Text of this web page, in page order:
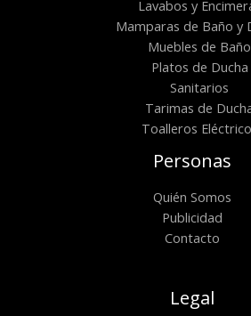
Lavabos y
Mamparas de Baño y
Muebles de Baño
Platos de Ducha
Sanitarios
Tarimas de
Toalleros
Personas
Quién Somos
Publicidad
Contacto
Legal